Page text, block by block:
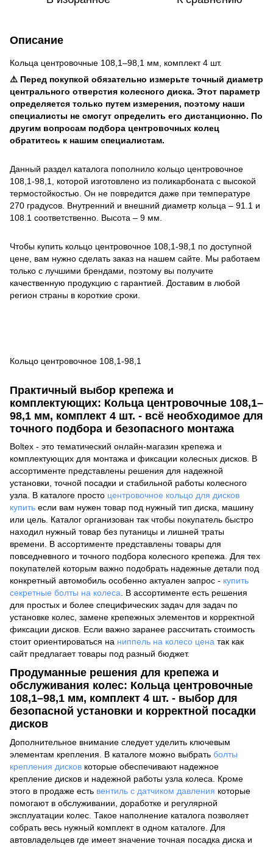
Описание
Кольца центровочные 108,1–98,1 мм, комплект 4 шт.
⚠️ Перед покупкой обязательно измерьте точный диаметр
центрального отверстия колесного диска. Этот параметр
определяется только путем измерения, поэтому наши
специалисты не смогут определить его дистанционно. По
другим вопросам подбора центровочных колец
обратитесь к нашим специалистам.
Данный раздел каталога пополнило кольцо центровочное
108,1-98,1, которой изготовлено из поликарбоната с высокой
термостойкостью. Он не повредится даже при температуре
270 градусов. Внутренний и внешний диаметр кольца – 91.1 и
108.1 соответственно. Высота – 9 мм.
Чтобы купить кольцо центровочное 108,1-98,1 по доступной
цене, вам нужно сделать заказ на нашем сайте. Мы работаем
только с лучшими брендами, поэтому вы получите
качественную продукцию с гарантией. Доставим в любой
регион страны в короткие сроки.
Кольцо центровочное 108,1-98,1
Практичный выбор крепежа и
комплектующих: Кольца центровочные 108,1–
98,1 мм, комплект 4 шт. - всё необходимое для
точного подбора и безопасного монтажа
Boltex - это тематический онлайн-магазин крепежа и
комплектующих для монтажа и фиксации колесных дисков. В
ассортименте представлены решения для надежной
установки, точной посадки и стабильной работы колесного
узла. В каталоге просто центровочное кольцо для дисков
купить если вам нужен товар под нужный тип диска, машину
или цель. Каталог организован так чтобы покупатель быстро
находил нужный товар без путаницы и лишней траты
времени. В ассортименте представлены товары для
повседневного и точного подбора колесного крепежа. Для тех
покупателей которым важно подобрать надежные детали под
конкретный автомобиль особенно актуален запрос - купить
секретные болты на колеса . В ассортименте есть решения
для простых и более специфических задач для задач по
установке колес, замене крепежных элементов и корректной
фиксации дисков. Если важно заранее рассчитать стоимость
стоит ориентироваться на ниппель на колесо цена так как
сайт предлагает товары под разный бюджет.
Продуманные решения для крепежа и
обслуживания колес: Кольца центровочные
108,1–98,1 мм, комплект 4 шт. - выбор для
безопасной установки и корректной посадки
дисков
Дополнительное внимание следует уделить ключевым
элементам крепления. В каталоге можно выбрать болты
крепления дисков которые обеспечивают надежное
крепление дисков и надежной работы узла колеса. Кроме
этого в продаже есть вентиль с датчиком давления которые
помогают в обслуживании, доработке и регулярной
эксплуатации колес. Такое наполнение каталога позволяет
собрать весь нужный комплект в одном каталоге. Для
автовладельцев где имеет значение точная посадка диска и